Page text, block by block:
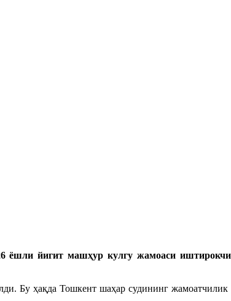
ёшли йигит машҳур кулгу жамоаси
Бу ҳақда Тошкент шаҳар судининг